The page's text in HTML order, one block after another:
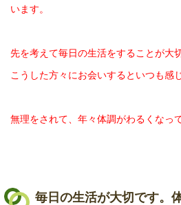
います。
先を考えて毎日の生活をすることが大
こうした方々にお会いするといつも感
無理をされて、年々体調がわるくなっ
毎日の生活が大切です。